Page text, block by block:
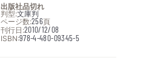
出版社品切れ
判型:文庫判
ページ数:256頁
刊行日:2010/12/08
ISBN:978-4-480-09345-5